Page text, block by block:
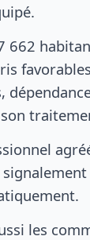
662
les